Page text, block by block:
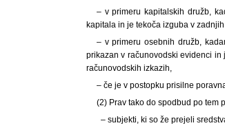
– v primeru kapitalskih družb,
kapitala in je tekoča izguba v
– v primeru osebnih družb,
prikazan v računovodski evidenci
računovodskih izkazih,
– če je v postopku prisilne
(2) Prav tako do spodbud po tem
– subjekti, ki so že prejeli